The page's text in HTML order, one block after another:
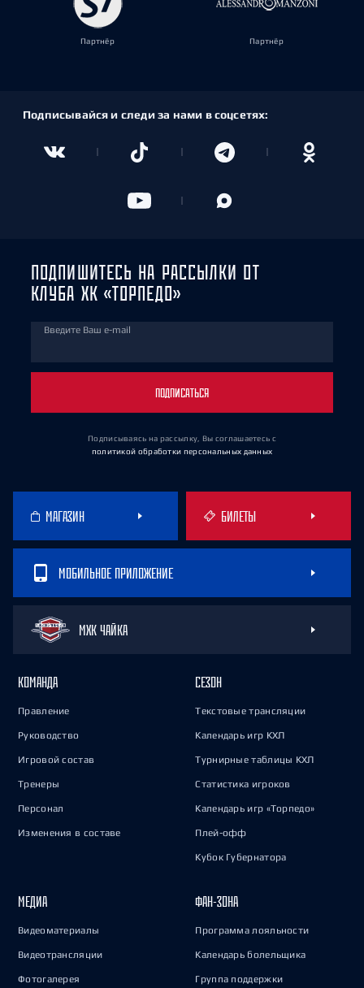
Партнёр Партнёр
Подписывайся и следи за нами в соцсетях:
ПОДПИШИТЕСЬ НА РАССЫЛКИ ОТ
КЛУБА ХК «ТОРПЕДО»
Введите Ваш e-mail
ПОДПИСАТЬСЯ
Подписываясь на рассылку, Вы соглашаетесь с
политикой обработки персональных данных
МАГАЗИН БИЛЕТЫ
МОБИЛЬНОЕ ПРИЛОЖЕНИЕ
МХК ЧАЙКА
КОМАНДА
Правление
Руководство
Игровой состав
Тренеры
Персонал
Изменения в составе
СЕЗОН
Текстовые трансляции
Календарь игр КХЛ
Турнирные таблицы КХЛ
Статистика игроков
Календарь игр «Торпедо»
Плей-офф
Кубок Губернатора
МЕДИА
Видеоматериалы
Видеотрансляции
Фотогалерея
ФАН-ЗОНА
Программа лояльности
Календарь болельщика
Группа поддержки